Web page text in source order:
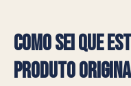
Como sei que
produto